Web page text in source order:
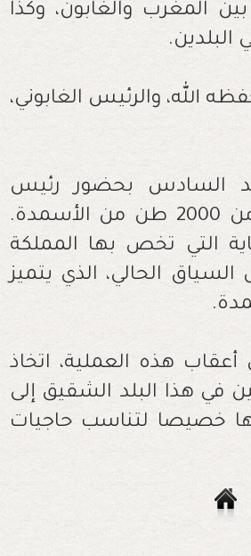
المغرب والغابون، وكذا
البلدين.
الله، والرئيس الغابوني،
السادس بحضور رئيس
الجمهورية الغابونية، على تسليم هبة تتكون من 2000 طن من الأسمدة.
التي تخص بها المملكة
الحالي، الذي يتميز
أعقاب هذه العملية، اتخاذ
في هذا البلد الشقيق إلى
خصيصا لتناسب حاجيات